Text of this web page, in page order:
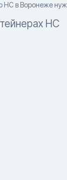
в Воронеже
HC